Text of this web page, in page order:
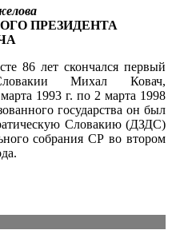
ПРЕЗИДЕНТА
86 лет скончался первый
Михал Ковач,
1993 г. по 2 марта 1998
государства он был
Словакию (ДЗДС)
собрания СР во втором